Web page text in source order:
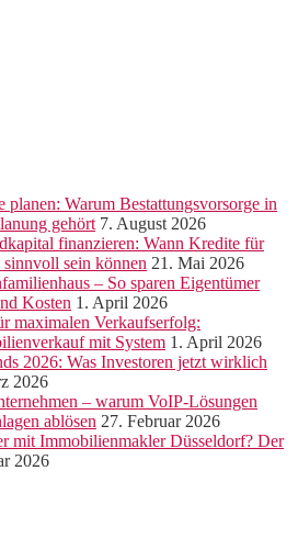
planen: Warum Bestattungsvorsorge in
gehört 7. August 2026
finanzieren: Wann Kredite für
sein können 21. Mai 2026
– So sparen Eigentümer
Kosten 1. April 2026
maximalen Verkaufserfolg:
mit System 1. April 2026
2026: Was Investoren jetzt wirklich
2026
– warum VoIP-Lösungen
ablösen 27. Februar 2026
mit Immobilienmakler Düsseldorf? Der
2026